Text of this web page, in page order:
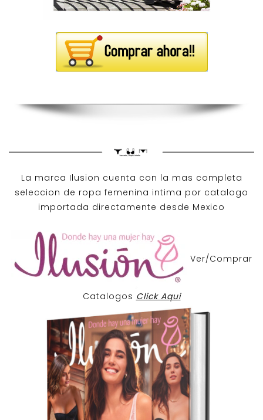
La marca Ilusion cuenta con la mas completa
seleccion de ropa femenina intima por catalogo
importada directamente desde Mexico
Ver/Comprar
Catalogos Click Aqui